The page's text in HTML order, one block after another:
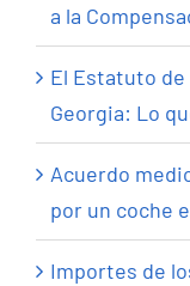
a la
El Estatuto
Georgia: Lo
Acuerdo
por un coche
Importes de